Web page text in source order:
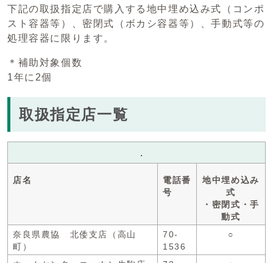
下記の取扱指定店で購入する地中埋め込み式（コンポ
スト容器等）、密閉式（ボカシ容器等）、手動式等の
処理容器に限ります。
＊補助対象個数
1年に2個
取扱指定店一覧
.
店名
電話番
号
地中埋め込み
式
・密閉式・手
動式
奈良県農協 北倭支店（高山
町）
70-
1536
○